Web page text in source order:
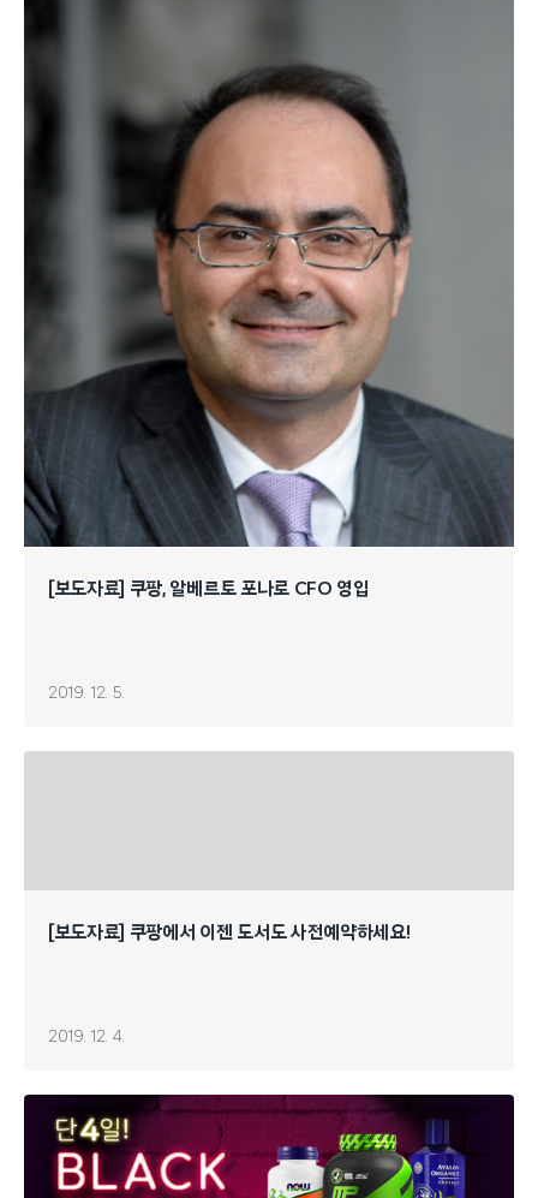
[보도자료] 쿠팡, 알베르토 포나로 CFO 영입
2019. 12. 5.
[보도자료] 쿠팡에서 이젠 도서도 사전예약하세요!
2019. 12. 4.